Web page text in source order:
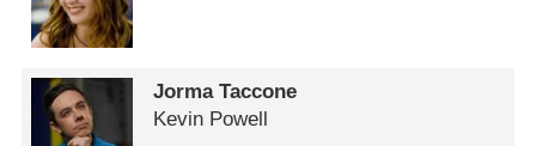
Jorma Taccone
Kevin Powell